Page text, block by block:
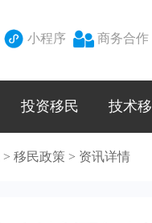
 小程序  商务合作
投资移民 技术
> 移民政策 > 资讯详情